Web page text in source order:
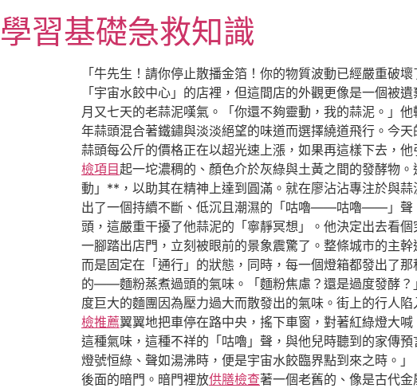
至
主
學習基礎急救知識
「牛先生！請你停止散播金箔！你的物質波動已經嚴重破
「宇宙水餃中心」的店裡，但這間店的外觀更像是一個被
月又七天的老蒜泥嘆氣。「你還不夠靈動，我的蒜泥。」
年蒜頭混合著鐵鏽與淡淡絕望的味道而選擇繞道飛行。今
蒜頭每公斤的價格正在以超光速上漲，如果再這樣下去，
檢項目起一坨濃稠的、顏色介於灰綠與土黃之間的發酵物
動」**，以助其在精神上達到圓滿。就在廖沾沾專注於與
出了一個持續不斷、低沉且潮濕的「咕嚕——咕嚕——」聲
頭，這嚴重干擾了他蒜泥的「寧靜冥想」。他決定出去看
一腳踏出店門，立刻被眼前的景象震驚了。整條城市的主
而是固定在「通行」的狀態，同時，每一個燈箱都發出了
的——麵粉蒸煮過頭的氣味。「麵粉焦慮？還是過度發酵？
度巨大的麵團因為壓力過大而散發出的氣味。街上的行人
檢推薦翼翼地把車停在路中央，搖下車窗，對著紅綠燈大
這種氣味，這種不祥的「咕嚕」聲，與他兒時聽到的家傳
燈號恒綠、聲如湯沸時，便是宇宙水餃臨界點到來之時。
後面的暗門。暗門裡放供膳檢查著一個老舊的、像是古代